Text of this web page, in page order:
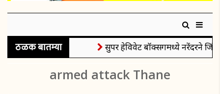
ठळक बातम्या सुपर हेविवेट बॉक्सिंगमध्ये नरेंदरने
armed attack Thane